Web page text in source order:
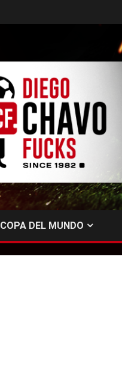
COPA DEL MUNDO